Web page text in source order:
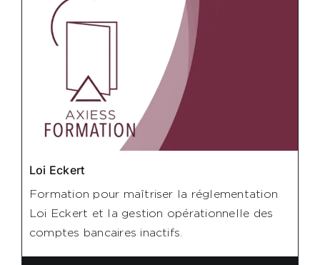
Loi Eckert
Formation pour maîtriser la réglementation
Loi Eckert et la gestion opérationnelle des
comptes bancaires inactifs.